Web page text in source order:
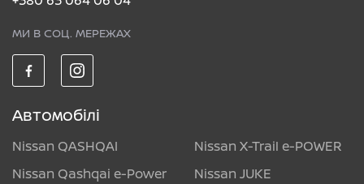
МИ В СОЦ. МЕРЕЖАХ
Автомобілі
Nissan QASHQAI
Nissan X-Trail e-POWER
Nissan Qashqai e-Power
Nissan JUKE